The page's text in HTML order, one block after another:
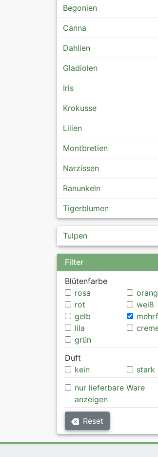
Begonien
Canna
Dahlien
Gladiolen
Iris
Krokusse
Lilien
Montbretien
Narzissen
Ranunkeln
Tigerblumen
Tulpen
Filter
Blütenfarbe
rosa
rot
weiß
gelb
lila
grün
Duft
kein
stark
nur lieferbare Ware
anzeigen
Reset